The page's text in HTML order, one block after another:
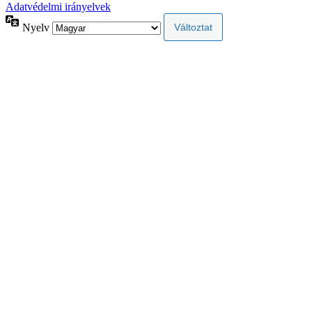
Adatvédelmi irányelvek
Nyelv